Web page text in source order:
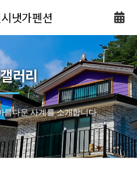
냇가펜션
러리
름다운 사계를 소개합니다.